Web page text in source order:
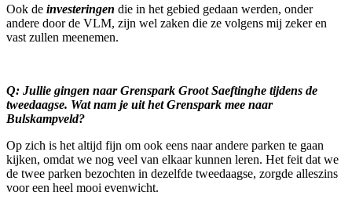
Ook de investeringen die in het gebied gedaan werden, onder
andere door de VLM, zijn wel zaken die ze volgens mij zeker en
vast zullen meenemen.
Q: Jullie gingen naar Grenspark Groot Saeftinghe tijdens de
tweedaagse. Wat nam je uit het Grenspark mee naar
Bulskampveld?
Op zich is het altijd fijn om ook eens naar andere parken te gaan
kijken, omdat we nog veel van elkaar kunnen leren. Het feit dat we
de twee parken bezochten in dezelfde tweedaagse, zorgde alleszins
voor een heel mooi evenwicht.